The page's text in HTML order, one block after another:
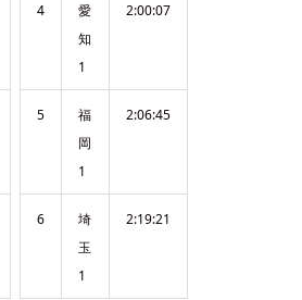
4
愛
知
1
2:00:07
5
福
岡
1
2:06:45
6
埼
玉
1
2:19:21